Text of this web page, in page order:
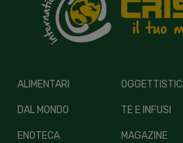
ALIMENTARI
DAL MONDO
ENOTECA
TE E INFUSI
MAGAZINE